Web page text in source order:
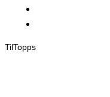
TilTopps